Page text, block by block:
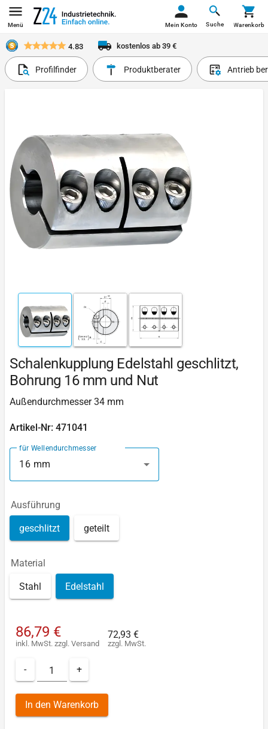
Menü Suche
Mein Konto Warenkorb
4.83 kostenlos ab 39 €
Profilfinder Produktberater Antrieb
Schalenkupplung Edelstahl geschlitzt,
Bohrung 16 mm und Nut
Außendurchmesser 34 mm
Artikel-Nr: 471041
für Wellendurchmesser
16 mm
Ausführung
geschlitzt geteilt
Material
Stahl Edelstahl
86,79 €
inkl. MwSt. zzgl. Versand
72,93 €
zzgl. MwSt.
- +
In den Warenkorb